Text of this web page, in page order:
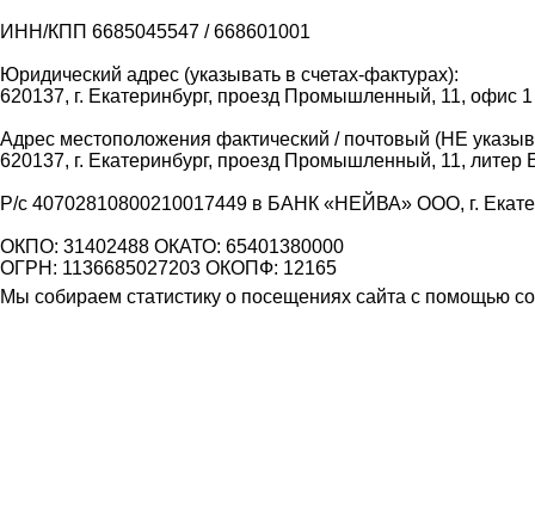
ИНН/КПП 6685045547 / 668601001
Юридический адрес (указывать в счетах-фактурах):
620137, г. Екатеринбург, проезд Промышленный, 11, офис 1
Адрес местоположения фактический / почтовый (НЕ
620137, г. Екатеринбург, проезд Промышленный, 11, литер
Р/с 40702810800210017449 в БАНК «НЕЙВА» ООО, г.
ОКПО: 31402488 ОКАТО: 65401380000
ОГРН: 1136685027203 ОКОПФ: 12165
Мы собираем статистику о посещениях сайта с помощью